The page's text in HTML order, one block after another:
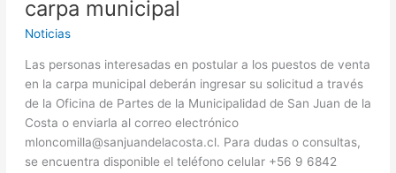
carpa municipal
Noticias
Las personas interesadas en postular a los puestos de venta
en la carpa municipal deberán ingresar su solicitud a través
de la Oficina de Partes de la Municipalidad de San Juan de la
Costa o enviarla al correo electrónico
mloncomilla@sanjuandelacosta.cl. Para dudas o consultas,
se encuentra disponible el teléfono celular +56 9 6842